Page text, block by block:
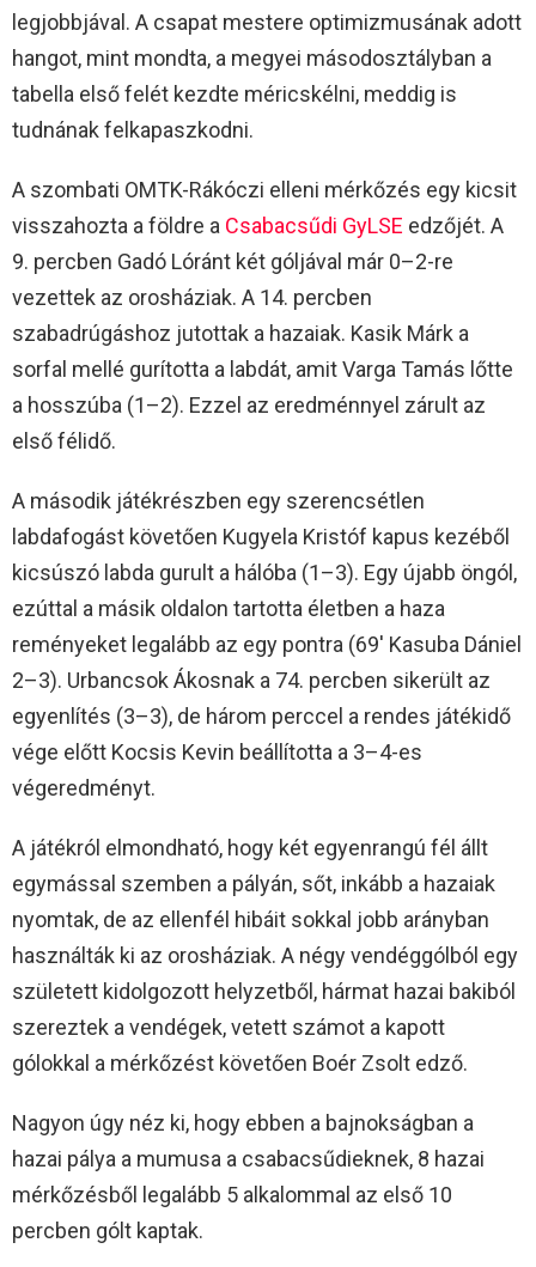
legjobbjával. A csapat mestere optimizmusának adott
hangot, mint mondta, a megyei másodosztályban a
tabella első felét kezdte méricskélni, meddig is
tudnának felkapaszkodni.
A szombati OMTK-Rákóczi elleni mérkőzés egy kicsit
visszahozta a földre a Csabacsűdi GyLSE edzőjét. A
9. percben Gadó Lóránt két góljával már 0–2-re
vezettek az orosháziak. A 14. percben
szabadrúgáshoz jutottak a hazaiak. Kasik Márk a
sorfal mellé gurította a labdát, amit Varga Tamás lőtte
a hosszúba (1–2). Ezzel az eredménnyel zárult az
első félidő.
A második játékrészben egy szerencsétlen
labdafogást követően Kugyela Kristóf kapus kezéből
kicsúszó labda gurult a hálóba (1–3). Egy újabb öngól,
ezúttal a másik oldalon tartotta életben a haza
reményeket legalább az egy pontra (69′ Kasuba Dániel
2–3). Urbancsok Ákosnak a 74. percben sikerült az
egyenlítés (3–3), de három perccel a rendes játékidő
vége előtt Kocsis Kevin beállította a 3–4-es
végeredményt.
A játékról elmondható, hogy két egyenrangú fél állt
egymással szemben a pályán, sőt, inkább a hazaiak
nyomtak, de az ellenfél hibáit sokkal jobb arányban
használták ki az orosháziak. A négy vendéggólból egy
született kidolgozott helyzetből, hármat hazai bakiból
szereztek a vendégek, vetett számot a kapott
gólokkal a mérkőzést követően Boér Zsolt edző.
Nagyon úgy néz ki, hogy ebben a bajnokságban a
hazai pálya a mumusa a csabacsűdieknek, 8 hazai
mérkőzésből legalább 5 alkalommal az első 10
percben gólt kaptak.